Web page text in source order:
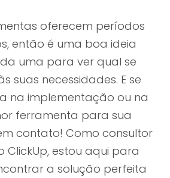
oferecem períodos
então é uma boa ideia
uma para ver qual se
suas necessidades. E se
na implementação ou na
ferramenta para sua
contato! Como consultor
ClickUp, estou aqui para
a solução perfeita